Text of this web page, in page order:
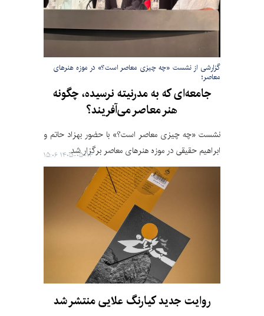
گزارشی از نشست «چه چیزی معاصر است؟» در موزه هنرهای
معاصر؛
جامعه‌ای که به مدرنیته نرسیده، چگونه
هنر معاصر می‌آفریند؟
نشست «چه چیزی معاصر است؟» با حضور بهزاد حاتم و
ابراهیم حقیقی در موزه هنرهای معاصر برگزار شد.
۱۴۰۵-۰۵-۱۴ ۱۵:۰۶
روایت جدید کیارنگ علایی منتشر شد